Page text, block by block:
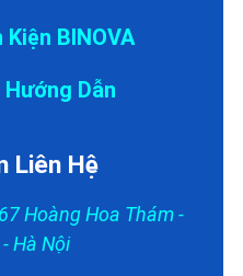
Kiện BINOVA
Dẫn
Liên Hệ
Hoàng Hoa Thám -
Hà Nội